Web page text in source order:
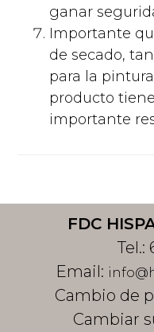
ganar
Importante
de secado,
para la
producto
importante
FDC
Tel.:
Email:
Cambio de
Cambiar